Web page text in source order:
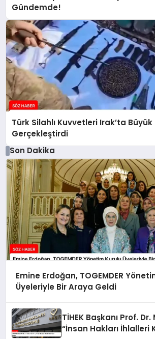
Gündemde!
Türk Silahlı Kuvvetleri Irak’ta
Gerçekleştirdi
Son Dakika
Emine Erdoğan, TOGEMDER
Üyeleriyle Bir Araya Geldi
TİHEK Başkanı Prof. Dr.
“İnsan Hakları İhlalleri